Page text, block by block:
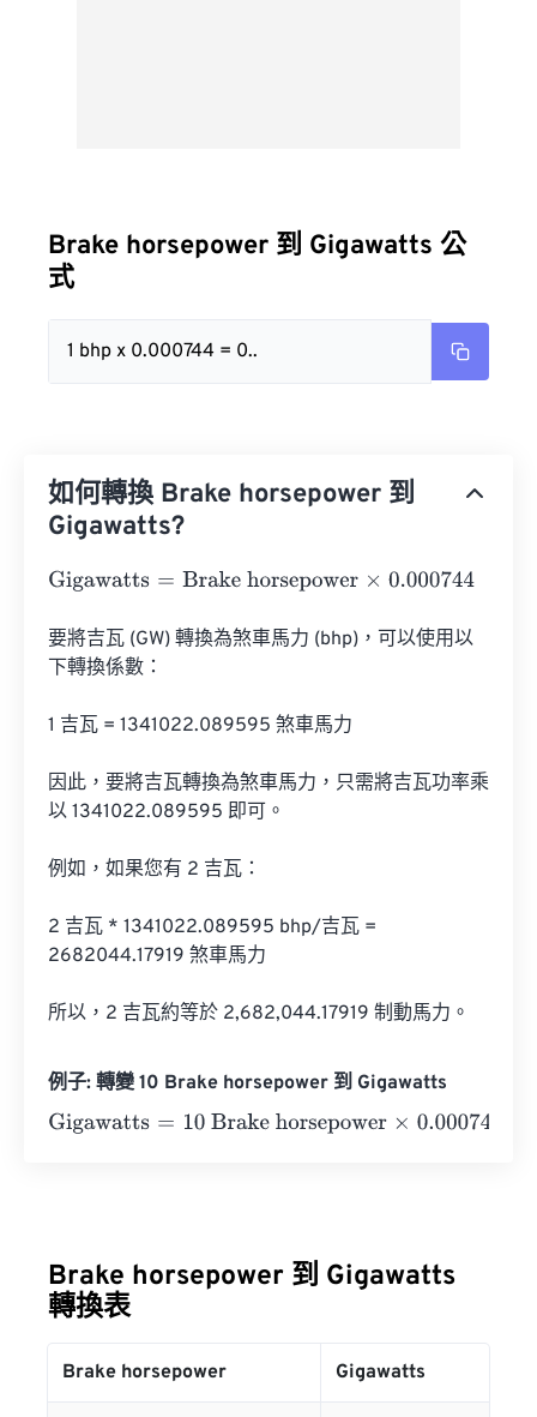
Brake horsepower 到 Gigawatts 公
式
1 bhp x 0.000744 = 0..
如何轉換 Brake horsepower 到
Gigawatts?
Gigawatts=Brake horsepower×0.000744
要將吉瓦 (GW) 轉換為煞車馬力 (bhp)，可以使用以
下轉換係數：
1 吉瓦 = 1341022.089595 煞車馬力
因此，要將吉瓦轉換為煞車馬力，只需將吉瓦功率乘
以 1341022.089595 即可。
例如，如果您有 2 吉瓦：
2 吉瓦 * 1341022.089595 bhp/吉瓦 =
2682044.17919 煞車馬力
所以，2 吉瓦約等於 2,682,044.17919 制動馬力。
例子: 轉變 10 Brake horsepower 到 Gigawatts
Gigawatts=10 Brake horsepower×0.000744=0.00744
Brake horsepower 到 Gigawatts
轉換表
Brake horsepower Gigawatts